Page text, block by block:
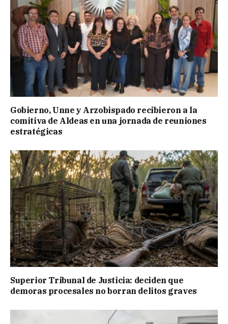
Gobierno, Unne y Arzobispado recibieron a la
comitiva de Aldeas en una jornada de reuniones
estratégicas
Superior Tribunal de Justicia: deciden que
demoras procesales no borran delitos graves